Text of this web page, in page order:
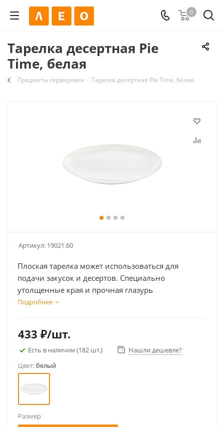
0
Тарелка десертная Pie
Time, белая
Предметы сервировки - Тарелка десертная Pie Time, белая
Артикул: 19021.60
Плоская тарелка может использоваться для
подачи закусок и десертов. Специально
утолщенные края и прочная глазурь
обеспечивают максимальную защиту от сколов и
Подробнее
433 ₽/шт.
Есть в наличии (182 шт.)
Нашли дешевле?
Цвет:белый
Размер